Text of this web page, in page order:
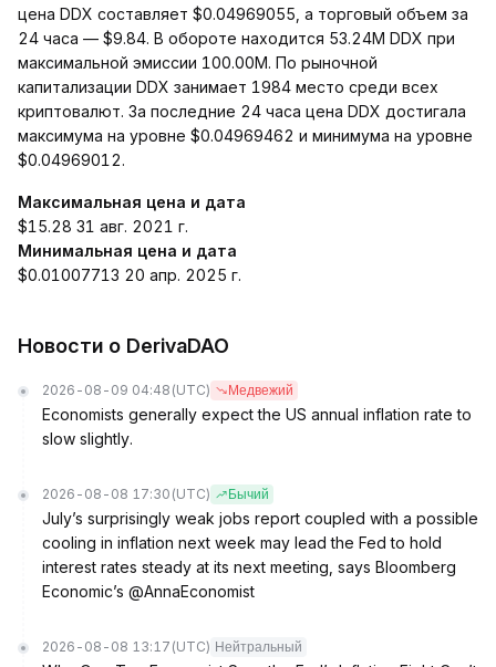
цена DDX составляет $0.04969055, а торговый объем за
24 часа — $9.84. В обороте находится 53.24M DDX при
максимальной эмиссии 100.00M. По рыночной
капитализации DDX занимает 1984 место среди всех
криптовалют. За последние 24 часа цена DDX достигала
максимума на уровне $0.04969462 и минимума на уровне
$0.04969012.
Максимальная цена и дата
$15.28 31 авг. 2021 г.
Минимальная цена и дата
$0.01007713 20 апр. 2025 г.
Новости о DerivaDAO
2026-08-09 04:48 (UTC) Медвежий
Economists generally expect the US annual inflation rate to
slow slightly.
2026-08-08 17:30 (UTC) Бычий
July’s surprisingly weak jobs report coupled with a possible
cooling in inflation next week may lead the Fed to hold
interest rates steady at its next meeting, says Bloomberg
Economic’s @AnnaEconomist
2026-08-08 13:17 (UTC) Нейтральный